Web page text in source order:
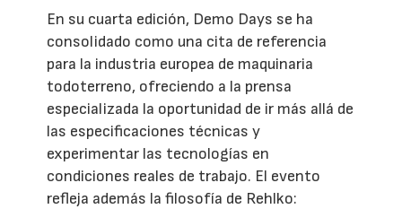
En su cuarta edición, Demo Days se ha
consolidado como una cita de referencia
para la industria europea de maquinaria
todoterreno, ofreciendo a la prensa
especializada la oportunidad de ir más allá de
las especificaciones técnicas y
experimentar las tecnologías en
condiciones reales de trabajo. El evento
refleja además la filosofía de Rehlko: